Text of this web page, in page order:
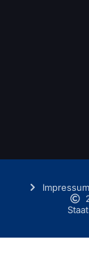
Impressum